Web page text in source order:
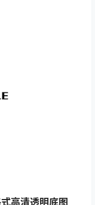
高清透明底图